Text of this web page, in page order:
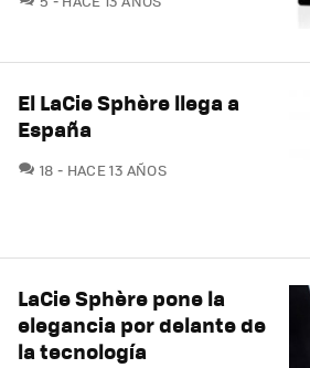
El LaCie Sphère llega a
España
18 COMENTARIOS
HACE 13 AÑOS
LaCie Sphère pone la
elegancia por delante de
la tecnología